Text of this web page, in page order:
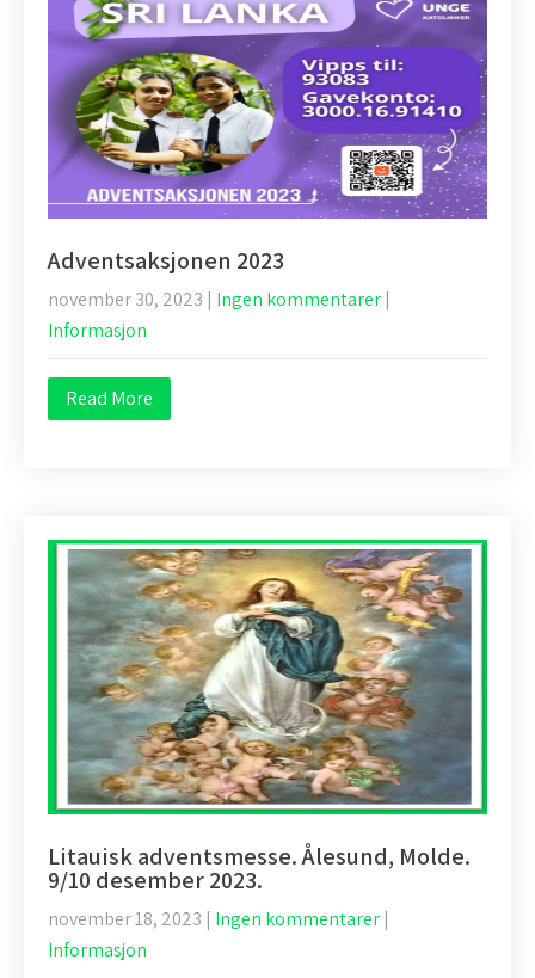
Adventsaksjonen 2023
november 30, 2023 | Ingen kommentarer |
Informasjon
Read More
Litauisk adventsmesse. Ålesund, Molde.
9/10 desember 2023.
november 18, 2023 | Ingen kommentarer |
Informasjon